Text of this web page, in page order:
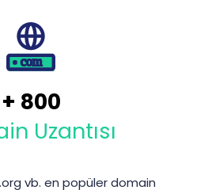
+ 800
Uzantısı
vb. en popüler domain